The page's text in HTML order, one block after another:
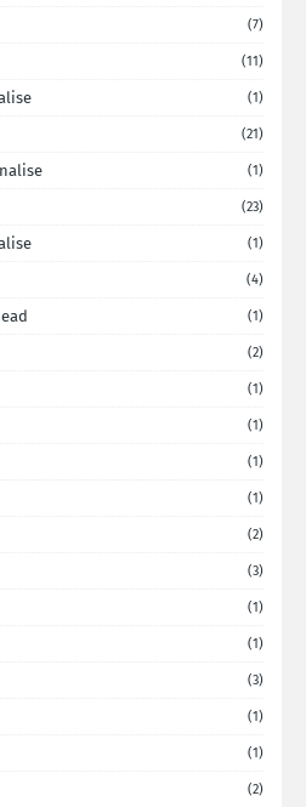
(7)
(11)
(1)
(21)
(1)
(23)
(1)
(4)
(1)
(2)
(1)
(1)
(1)
(1)
(2)
(3)
(1)
(1)
(3)
(1)
(1)
(2)